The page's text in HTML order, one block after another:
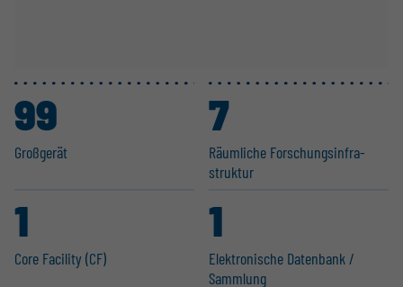
Großgerät
99
Räumliche Forschungs­in­fra­
struktur
7
Core Facility (CF)
1
Elektro­nische Datenbank /
Sammlung
1